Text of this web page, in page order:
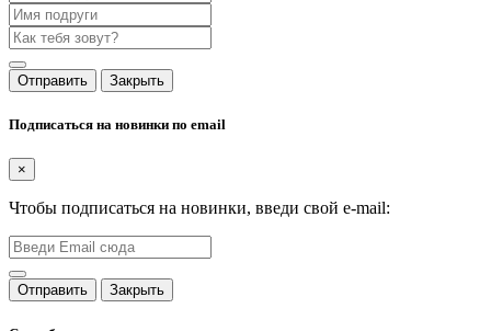
Отправить Закрыть
Подписаться на новинки по email
×
Чтобы подписаться на новинки, введи свой e-mail:
Отправить Закрыть